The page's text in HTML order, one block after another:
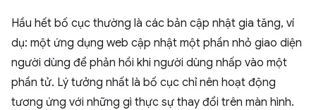
Hầu hết bố cục thường là các bản cập nhật gia tăng, ví
dụ: một ứng dụng web cập nhật một phần nhỏ giao diện
người dùng để phản hồi khi người dùng nhấp vào một
phần tử. Lý tưởng nhất là bố cục chỉ nên hoạt động
tương ứng với những gì thực sự thay đổi trên màn hình.